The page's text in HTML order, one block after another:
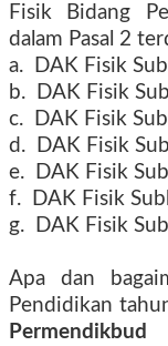
Fisik
Bidang
dalam Pasal 2
a.
DAK Fisik
b.
DAK Fisik
c.
DAK Fisik
d.
DAK Fisik
e.
DAK Fisik
f.
DAK Fisik
g.
DAK Fisik
Apa dan
Pendidikan
Permendikbud